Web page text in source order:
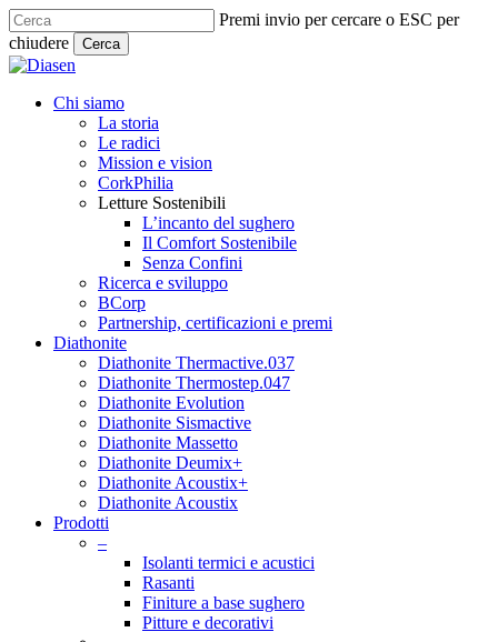
Skip
to
main
content
Premi invio per cercare o ESC per
chiudere
Cerca
Close
search
Menu
Chi siamo
La storia
Le radici
Mission e vision
CorkPhilia
Letture Sostenibili
L’incanto del sughero
Il Comfort Sostenibile
Senza Confini
Ricerca e sviluppo
BCorp
Partnership, certificazioni e premi
Diathonite
Diathonite Thermactive.037
Diathonite Thermostep.047
Diathonite Evolution
Diathonite Sismactive
Diathonite Massetto
Diathonite Deumix+
Diathonite Acoustix+
Diathonite Acoustix
Prodotti
–
Isolanti termici e acustici
Rasanti
Finiture a base sughero
Pitture e decorativi